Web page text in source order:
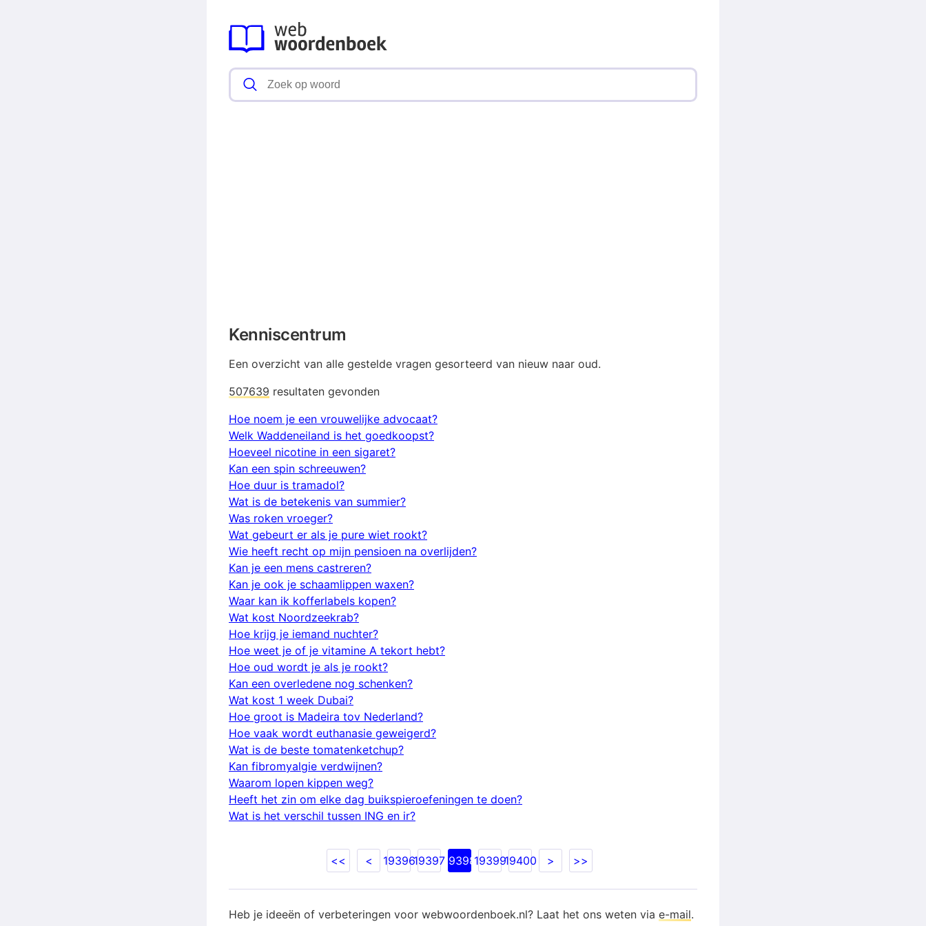
Kenniscentrum
Een overzicht van alle gestelde vragen gesorteerd van nieuw naar oud.
507639 resultaten gevonden
Hoe noem je een vrouwelijke advocaat?
Welk Waddeneiland is het goedkoopst?
Hoeveel nicotine in een sigaret?
Kan een spin schreeuwen?
Hoe duur is tramadol?
Wat is de betekenis van summier?
Was roken vroeger?
Wat gebeurt er als je pure wiet rookt?
Wie heeft recht op mijn pensioen na overlijden?
Kan je een mens castreren?
Kan je ook je schaamlippen waxen?
Waar kan ik kofferlabels kopen?
Wat kost Noordzeekrab?
Hoe krijg je iemand nuchter?
Hoe weet je of je vitamine A tekort hebt?
Hoe oud wordt je als je rookt?
Kan een overledene nog schenken?
Wat kost 1 week Dubai?
Hoe groot is Madeira tov Nederland?
Hoe vaak wordt euthanasie geweigerd?
Wat is de beste tomatenketchup?
Kan fibromyalgie verdwijnen?
Waarom lopen kippen weg?
Heeft het zin om elke dag buikspieroefeningen te doen?
Wat is het verschil tussen ING en ir?
<< < 1939619397193981939919400 > >>
Heb je ideeën of verbeteringen voor webwoordenboek.nl? Laat het ons weten via e-mail.